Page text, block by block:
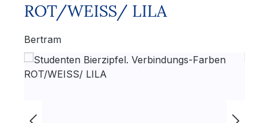
ROT/WEISS/ LILA
Bertram
Bildergalerie überspringen